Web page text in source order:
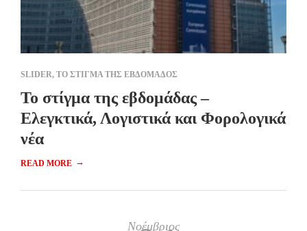
SLIDER, ΤΟ ΣΤΙΓΜΑ ΤΗΣ ΕΒΔΟΜΑΔΟΣ
Το στίγμα της εβδομάδας –
Ελεγκτικά, Λογιστικά και Φορολογικά
νέα
READ MORE →
Νοέμβριος